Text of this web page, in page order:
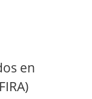
en